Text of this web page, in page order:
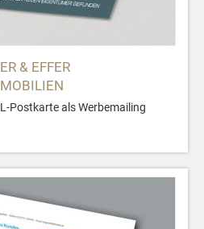
& EFFER
Postkarte als Werbemailing